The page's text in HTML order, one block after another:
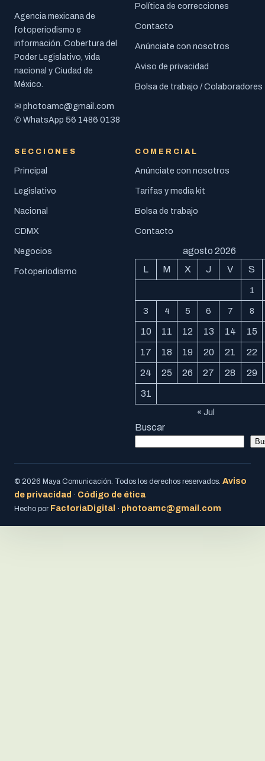
Agencia mexicana de
fotoperiodismo e
información. Cobertura del
Poder Legislativo, vida
nacional y Ciudad de
México.
✉ photoamc@gmail.com
✆ WhatsApp 56 1486 0138
Política de correcciones
Contacto
Anúnciate con nosotros
Aviso de privacidad
Bolsa de trabajo / Colaboradores
SECCIONES
Principal
Legislativo
Nacional
CDMX
Negocios
Fotoperiodismo
COMERCIAL
Anúnciate con nosotros
Tarifas y media kit
Bolsa de trabajo
Contacto
agosto 2026
L
M X J V S
1
3 4 5 6 7 8
10 11 12 13 14 15
17 18 19 20 21 22
24 25 26 27 28 29
31
« Jul
Buscar
© 2026 Maya Comunicación. Todos los derechos reservados. Aviso
de privacidad · Código de ética
Hecho por FactoriaDigital · photoamc@gmail.com